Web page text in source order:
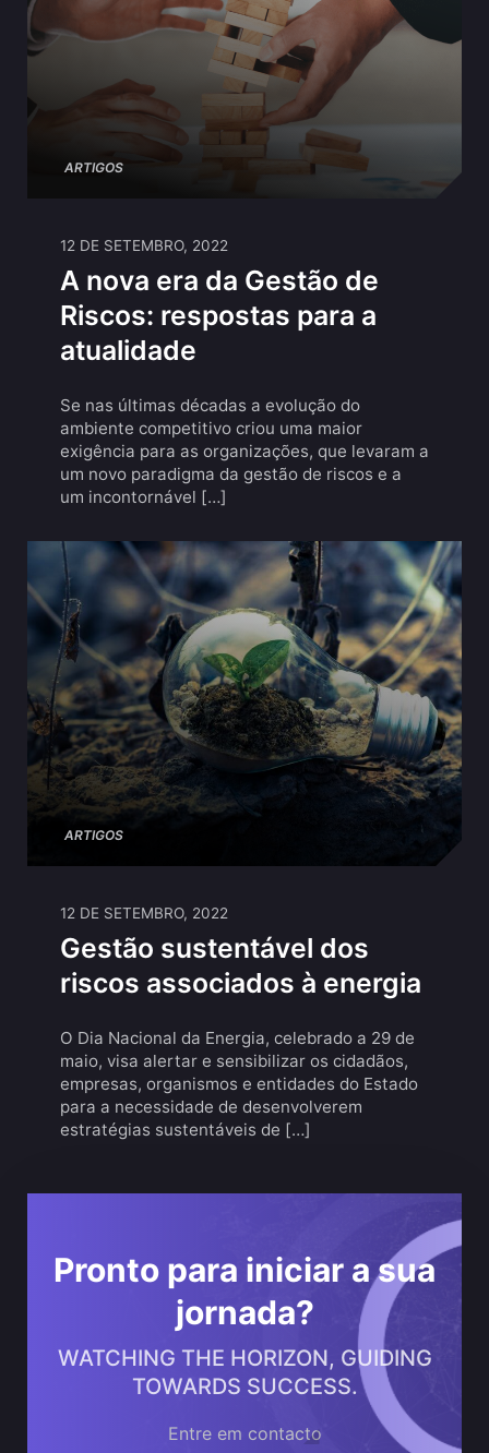
ARTIGOS
12 DE SETEMBRO, 2022
A nova era da Gestão de
Riscos: respostas para a
atualidade
Se nas últimas décadas a evolução do
ambiente competitivo criou uma maior
exigência para as organizações, que levaram a
um novo paradigma da gestão de riscos e a
um incontornável […]
ARTIGOS
12 DE SETEMBRO, 2022
Gestão sustentável dos
riscos associados à energia
O Dia Nacional da Energia, celebrado a 29 de
maio, visa alertar e sensibilizar os cidadãos,
empresas, organismos e entidades do Estado
para a necessidade de desenvolverem
estratégias sustentáveis de […]
Pronto para iniciar a sua
jornada?
WATCHING THE HORIZON, GUIDING
TOWARDS SUCCESS.
Entre em contacto